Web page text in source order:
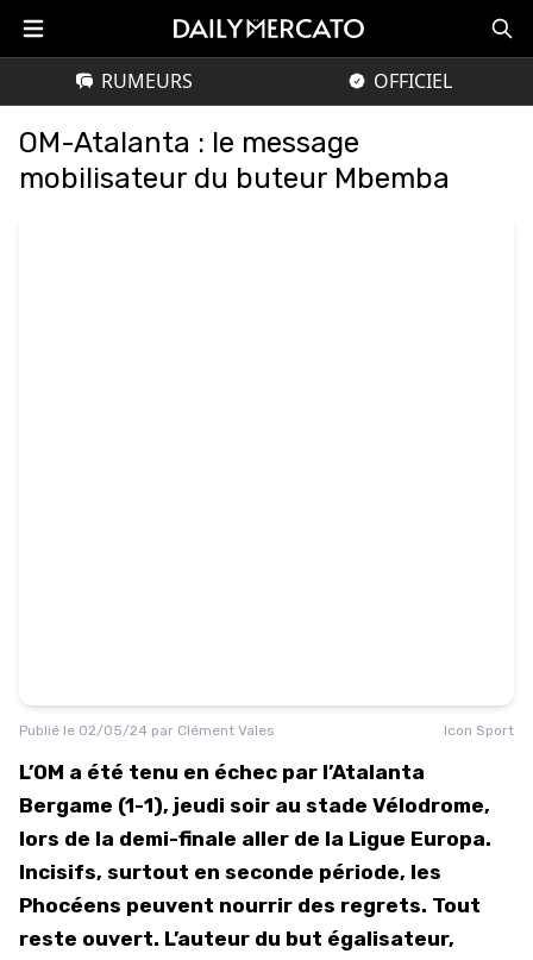
RUMEURS OFFICIEL
OM-Atalanta : le message
mobilisateur du buteur Mbemba
Publié le 02/05/24 par Clément Vales Icon Sport
L’OM a été tenu en échec par l’Atalanta
Bergame (1-1), jeudi soir au stade Vélodrome,
lors de la demi-finale aller de la Ligue Europa.
Incisifs, surtout en seconde période, les
Phocéens peuvent nourrir des regrets. Tout
reste ouvert. L’auteur du but égalisateur,